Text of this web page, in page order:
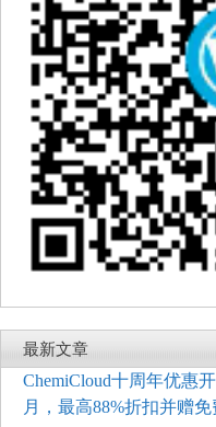
最新文章
ChemiCloud十周年优惠
月，最高88%折扣并赠